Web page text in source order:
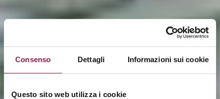
Consenso Dettagli Informazioni sui cookie
Questo sito web utilizza i cookie